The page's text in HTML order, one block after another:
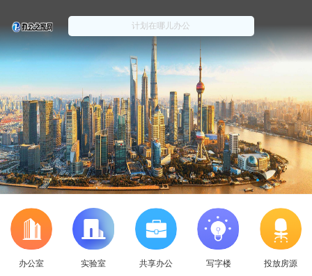
办公室 实验室 共享办公 写字楼 投放房源